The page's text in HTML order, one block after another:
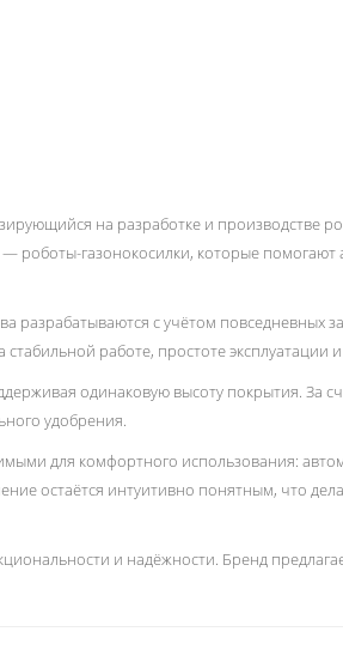
на разработке и производстве
газонокосилки, которые помогают
разрабатываются с учётом повседневных
работе, простоте эксплуатации
одинаковую высоту покрытия. За
удобрения.
для комфортного использования:
остаётся интуитивно понятным, что
и надёжности. Бренд